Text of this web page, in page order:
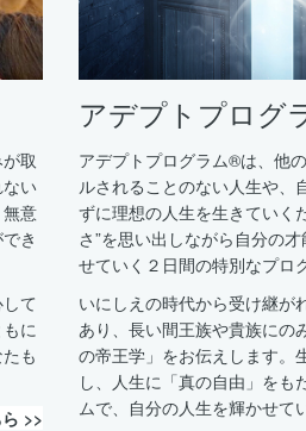
取
い
意
き
て
に
も
>>
アデプトプログ
アデプトプログラム®は、他
ルされることのない人生や、
ずに理想の人生を生きていく
さ”を思い出しながら自分の
せていく２日間の特別なプロ
いにしえの時代から受け継が
あり、長い間王族や貴族にの
の帝王学」をお伝えします。
し、人生に「真の自由」をも
ムで、自分の人生を輝かせて